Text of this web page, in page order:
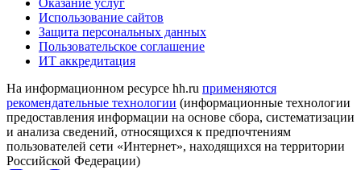
Использование сайтов
Защита персональных данных
Пользовательское соглашение
ИТ аккредитация
На информационном ресурсе hh.ru применяются
рекомендательные технологии (информационные технологии
предоставления информации на основе сбора, систематизации
и анализа сведений, относящихся к предпочтениям
пользователей сети «Интернет», находящихся на территории
Российской Федерации)